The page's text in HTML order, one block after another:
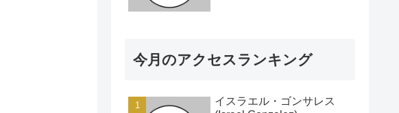
今月のアクセスランキング
イスラエル・ゴンサレス